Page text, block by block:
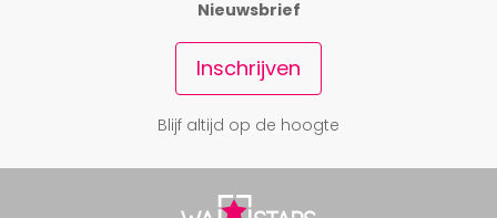
Nieuwsbrief
Inschrijven
Blijf altijd op de hoogte